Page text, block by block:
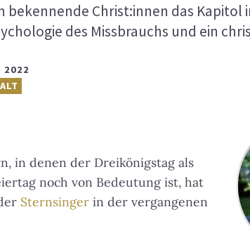
Christ:innen das Kapitol
des Missbrauchs und ein
2022
in denen der Dreikönigstag als
noch von Bedeutung ist, hat
Sternsinger in der vergangenen